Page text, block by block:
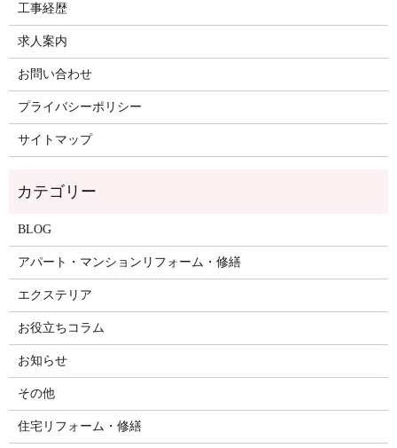
工事経歴
求人案内
お問い合わせ
プライバシーポリシー
サイトマップ
BLOG
アパート・マンションリフォーム・修繕
エクステリア
お役立ちコラム
お知らせ
その他
住宅リフォーム・修繕